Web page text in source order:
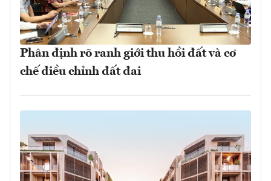
Phân định rõ ranh giới thu hồi đất và cơ
chế điều chỉnh đất đai